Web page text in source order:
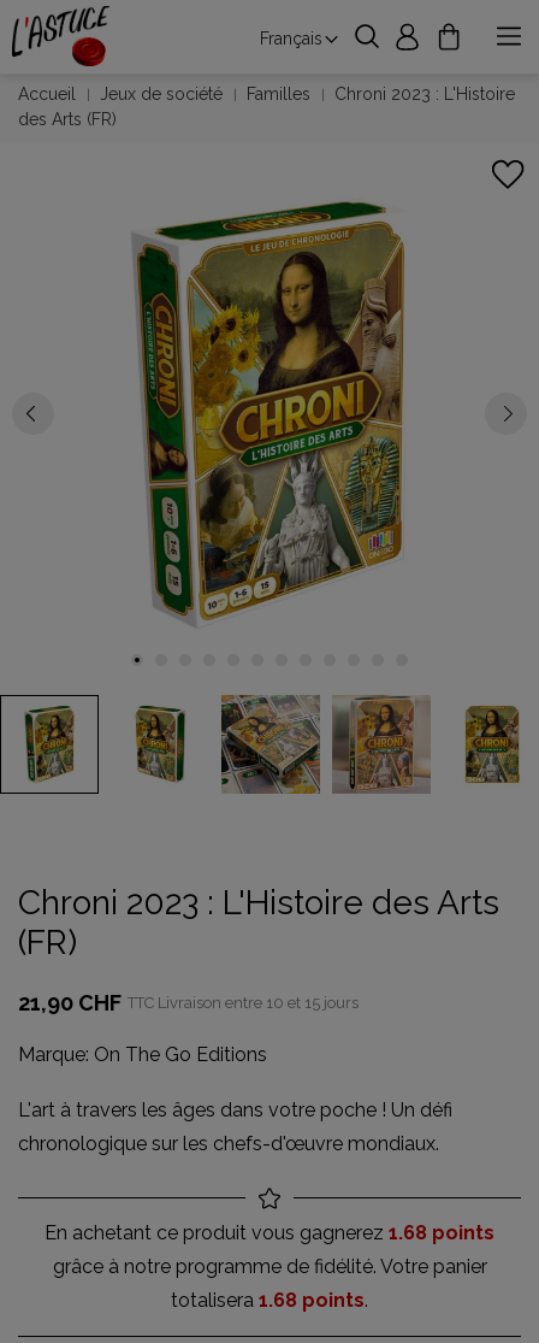
Français
Accueil Jeux de société Familles
Chroni 2023 : L'Histoire
des Arts (FR)
Chroni 2023 : L'Histoire des Arts
(FR)
21,90 CHF TTC Livraison entre 10 et 15 jours
Marque: On The Go Editions
L'art à travers les âges dans votre poche ! Un défi
chronologique sur les chefs-d'œuvre mondiaux.
En achetant ce produit vous gagnerez 1.68 points
grâce à notre programme de fidélité. Votre panier
totalisera 1.68 points.